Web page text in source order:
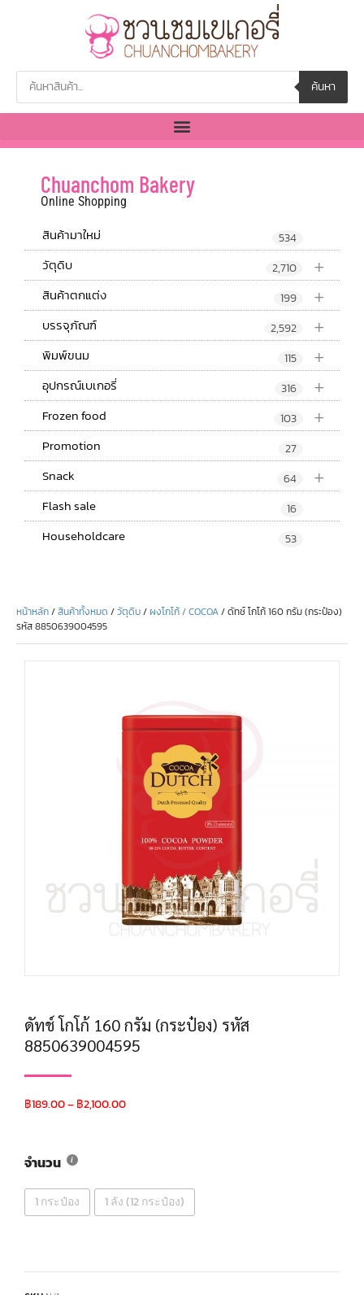
ค้นหา
Chuanchom Bakery
Online Shopping
สินค้ามาใหม่ 534
+
วัตุดิบ 2,710
+
สินค้าตกแต่ง 199
+
บรรจุภัณฑ์ 2,592
+
พิมพ์ขนม 115
+
อุปกรณ์เบเกอรี่ 316
+
Frozen food 103
Promotion 27
+
Snack 64
Flash sale 16
Householdcare 53
หน้าหลัก/สินค้าทั้งหมด /วัตุดิบ/ผงโกโก้ / COCOA/ ดัทช์ โกโก้ 160 กรัม (กระป๋อง)
รหัส 8850639004595
ดัทช์ โกโก้ 160 กรัม (กระป๋อง) รหัส
8850639004595
฿189.00–฿2,100.00
จำนวน
1 กระป๋อง 1 ลัง (12 กระป๋อง)